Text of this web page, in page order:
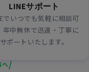
LINEサポート
でいつでも気軽に相談可
年中無休で迅速・丁寧に
サポートいたします。
へ/